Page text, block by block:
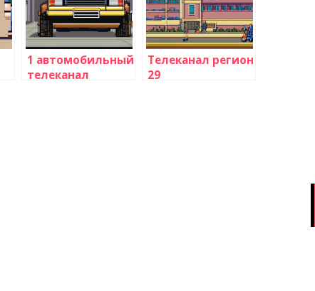
1 автомобильный
телеканал
Телеканал регион
29